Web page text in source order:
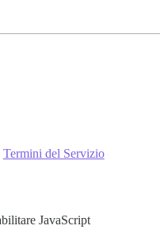
Termini del Servizio
JavaScript